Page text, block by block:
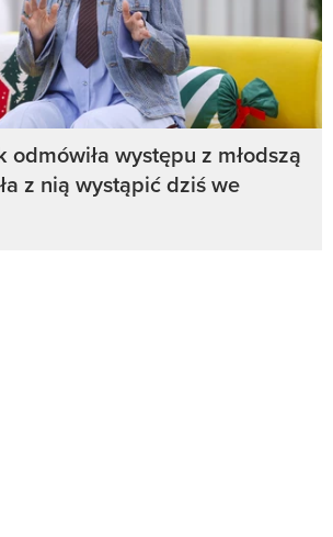
odmówiła występu z młodszą
z nią wystąpić dziś we